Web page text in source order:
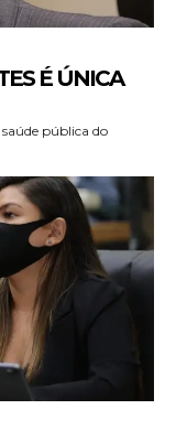
É ÚNICA
pública do